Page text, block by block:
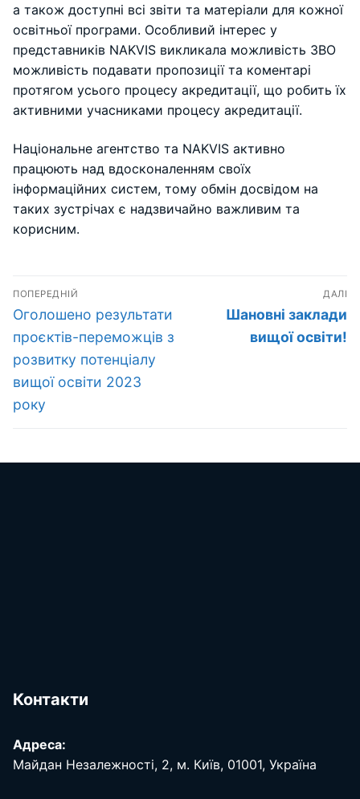
а також доступні всі звіти та матеріали для кожної
освітньої програми. Особливий інтерес у
представників NAKVIS викликала можливість ЗВО
можливість подавати пропозиції та коментарі
протягом усього процесу акредитації, що робить їх
активними учасниками процесу акредитації.
Національне агентство та NAKVIS активно
працюють над вдосконаленням своїх
інформаційних систем, тому обмін досвідом на
таких зустрічах є надзвичайно важливим та
корисним.
Навігація
записів
ПОПЕРЕДНІЙ
Попередній
запис:
Оголошено результати
проєктів-переможців з
розвитку потенціалу
вищої освіти 2023
року
ДАЛІ
Наступний
запис:
Шановні заклади
вищої освіти!
Контакти
Адреса:
Майдан Незалежності, 2, м. Київ, 01001, Україна